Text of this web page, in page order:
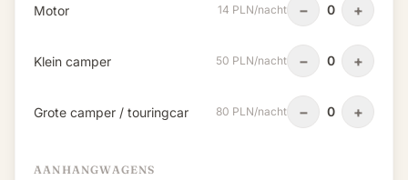
Motor 14 PLN/nacht − 0 +
Klein camper 50 PLN/nacht − 0 +
Grote camper / touringcar 80 PLN/nacht − 0 +
AANHANGWAGENS